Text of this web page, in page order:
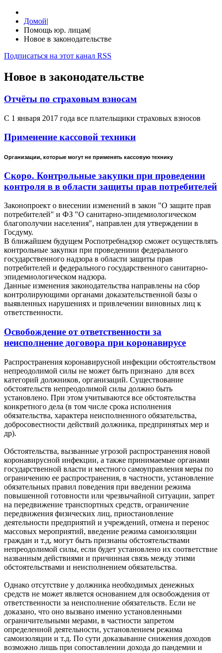
Домой|
Помощь юр. лицам|
Новое в законодательстве
Подписаться на этот канал RSS
Новое в законодательстве
Отчёты по страховым взносам
С 1 января 2017 года все плательщики страховых взносов
Применение кассовой техники
Организации, которые могут не применять кассовую технику
Скоро. Контрольные закупки при проведении
контроля в в области защиты прав потребителей
Законопроект о внесении изменений в закон "О защите прав
потребителей" и ФЗ "О санитарно-эпидемиологическом
благополучии населения", направлен для утверждении в
Госдуму.
В ближайшем будущем Роcпотребнадзор сможет осуществлять
контрольные закупки при проведениии федерального
государственного надзора в области защиты прав
потребителей и федерального государственного санитарно-
эпидемиологическом надзора.
Данные изменения законодательства направлены на сбор
контролирующими органами доказательственной базы о
выявленных нарушениях и привлечении виновных лиц к
ответственности.
Освобождение от ответственности за
неисполнение договора при коронавирусе
Распространения коронавирусной инфекции обстоятельством
непреодолимой силы не может быть признано для всех
категорий должников, организаций. Существование
обстоятельств непреодолимой силы должно быть
установлено. При этом учитываются все обстоятельства
конкретного дела (в том числе срока исполнения
обязательства, характера неисполненного обязательства,
добросовестности действий должника, предпринятых мер и
др).
Обстоятельства, вызванные угрозой распространения новой
коронавирусной инфекции, а также принимаемые органами
государственной власти и местного самоуправления меры по
ограничению ее распространения, в частности, установление
обязательных правил поведения при введении режима
повышенной готовности или чрезвычайной ситуации, запрет
на передвижение транспортных средств, ограничение
передвижения физических лиц, приостановление
деятельности предприятий и учреждений, отмена и перенос
массовых мероприятий, введение режима самоизоляции
граждан и т.д, могут быть признаны обстоятельствами
непреодолимой силы, если будет установлено их соответствие
названным действиями и причинная связь между этими
обстоятельствами и неисполнением обязательства.
Однако отсутствие у должника необходимых денежных
средств не может является основанием для освобождения от
ответственности за неисполнение обязательств. Если не
доказано, что оно вызвано именно установленными
ограничительными мерами, в частности запретом
определенной деятельности, установлением режима
самоизоляции и т.д. По сути доказывание снижения доходов
возможно лишь при сопоставлении дохода до пандемии и